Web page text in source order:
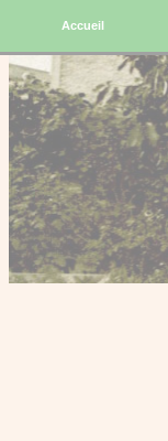
Accueil